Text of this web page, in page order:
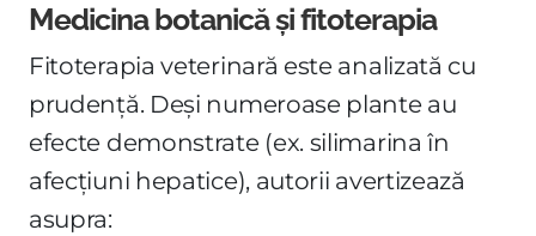
Medicina botanică și fitoterapia
Fitoterapia veterinară este analizată cu
prudență. Deși numeroase plante au
efecte demonstrate (ex. silimarina în
afecțiuni hepatice), autorii avertizează
asupra: